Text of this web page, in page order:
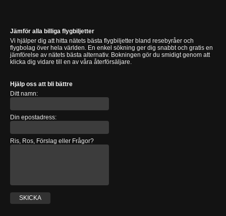
Jämför alla billiga flygbiljetter
Vi hjälper dig att hitta nätets bästa flygbiljetter bland resebyråer och
flygbolag över hela världen. En enkel sökning ger dig snabbt och gratis en
jämförelse av nätets bästa alternativ. Bokningen gör du smidigt genom att
klicka dig vidare till en av våra återförsäljare.
Hjälp oss att bli bättre
Ditt namn:
Din epostadress:
Ris, Ros, Förslag eller Frågor?
SKICKA